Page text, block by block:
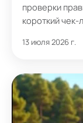
проверки
короткий чек-
13 июля 2026 г.